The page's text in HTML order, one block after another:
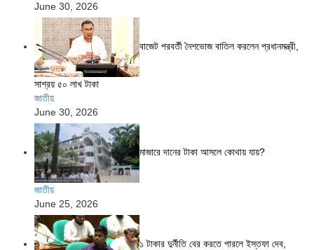
June 30, 2026
বাজেট পরবর্তী নৈশভোজ বাতিল করলেন প্রধানমন্ত্রী,
সাশ্রয় ৫০ লাখ টাকা
জাতীয়
June 30, 2026
মাজারে দানের টাকা আসলে কোথায় যায়?
জাতীয়
June 25, 2026
১ টাকার দুর্নীতি বের করতে পারলে ইস্তফা দেব,